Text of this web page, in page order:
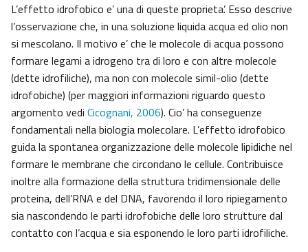
L’effetto idrofobico e’ una di queste proprieta’. Esso descrive
l’osservazione che, in una soluzione liquida acqua ed olio non
si mescolano. Il motivo e’ che le molecole di acqua possono
formare legami a idrogeno tra di loro e con altre molecole
(dette idrofiliche), ma non con molecole simil-olio (dette
idrofobiche) (per maggiori informazioni riguardo questo
argomento vedi Cicognani, 2006). Cio’ ha conseguenze
fondamentali nella biologia molecolare. L’effetto idrofobico
guida la spontanea organizzazione delle molecole lipidiche nel
formare le membrane che circondano le cellule. Contribuisce
inoltre alla formazione della struttura tridimensionale delle
proteina, dell’RNA e del DNA, favorendo il loro ripiegamento
sia nascondendo le parti idrofobiche delle loro strutture dal
contatto con l’acqua e sia esponendo le loro parti idrofiliche.